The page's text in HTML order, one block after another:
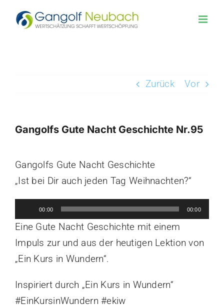
Inhalt
Zurück Vor
Gangolfs Gute Nacht Geschichte Nr.95
grösseres
Bild
Gangolfs Gute Nacht Geschichte
„Ist bei Dir auch jeden Tag Weihnachten?“
Audio-
Player
00:00 00:00
Eine Gute Nacht Geschichte mit einem
Impuls zur und aus der heutigen Lektion von
„Ein Kurs in Wundern“.
Inspiriert durch „Ein Kurs in Wundern“
#EinKursinWundern #ekiw